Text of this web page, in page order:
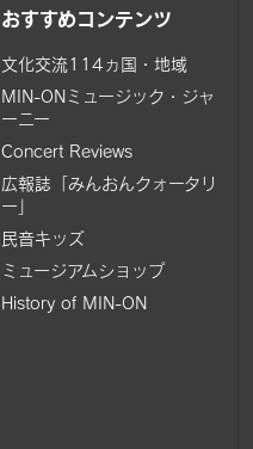
おすすめコンテンツ
文化交流114ヵ国・地域
MIN-ONミュージック・ジャ
ーニー
Concert Reviews
広報誌「みんおんクォータリ
ー」
民音キッズ
ミュージアムショップ
History of MIN-ON